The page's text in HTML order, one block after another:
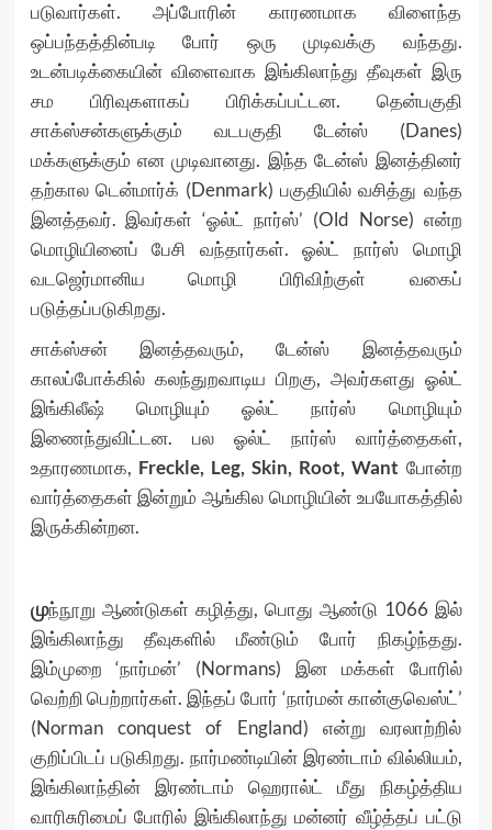
படுவார்கள். அப்போரின் காரணமாக விளைந்த
ஒப்பந்தத்தின்படி போர் ஒரு முடிவக்கு வந்தது.
உடன்படிக்கையின் விளைவாக இங்கிலாந்து தீவுகள் இரு
சம பிரிவுகளாகப் பிரிக்கப்பட்டன. தென்பகுதி
சாக்ஸ்சன்களுக்கும் வடபகுதி டேன்ஸ் (Danes)
மக்களுக்கும் என முடிவானது. இந்த டேன்ஸ் இனத்தினர்
தற்கால டென்மார்க் (Denmark) பகுதியில் வசித்து வந்த
இனத்தவர். இவர்கள் ‘ஓல்ட் நார்ஸ்’ (Old Norse) என்ற
மொழியினைப் பேசி வந்தார்கள். ஓல்ட் நார்ஸ் மொழி
வடஜெர்மானிய மொழி பிரிவிற்குள் வகைப்
படுத்தப்படுகிறது.
சாக்ஸ்சன் இனத்தவரும், டேன்ஸ் இனத்தவரும்
காலப்போக்கில் கலந்துறவாடிய பிறகு, அவர்களது ஓல்ட்
இங்கிலீஷ் மொழியும் ஓல்ட் நார்ஸ் மொழியும்
இணைந்துவிட்டன. பல ஓல்ட் நார்ஸ் வார்த்தைகள்,
உதாரணமாக, Freckle, Leg, Skin, Root, Want போன்ற
வார்த்தைகள் இன்றும் ஆங்கில மொழியின் உபயோகத்தில்
இருக்கின்றன.
முந்நூறு ஆண்டுகள் கழித்து, பொது ஆண்டு 1066 இல்
இங்கிலாந்து தீவுகளில் மீண்டும் போர் நிகழ்ந்தது.
இம்முறை ‘நார்மன்’ (Normans) இன மக்கள் போரில்
வெற்றி பெற்றார்கள். இந்தப் போர் ‘நார்மன் கான்குவெஸ்ட்’
(Norman conquest of England) என்று வரலாற்றில்
குறிப்பிடப் படுகிறது. நார்மண்டியின் இரண்டாம் வில்லியம்,
இங்கிலாந்தின் இரண்டாம் ஹெரால்ட் மீது நிகழ்த்திய
வாரிசுரிமைப் போரில் இங்கிலாந்து மன்னர் வீழ்த்தப் பட்டு